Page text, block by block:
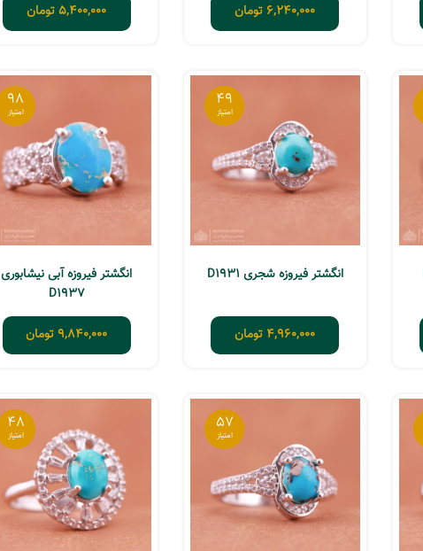
6,240,000 تومان 5,400,000تومان
49
انگشتر فیروزه شجری D1931
4,960,000 تومان
98
انگشتر فیروزه آبی نیشابوری
D1937
9,840,000 تومان
57
48